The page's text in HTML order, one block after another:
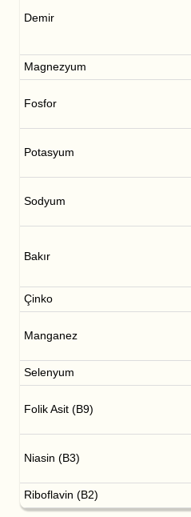
Demir
Magnezyum
Fosfor
Potasyum
Sodyum
Bakır
Çinko
Manganez
Selenyum
Folik Asit (B9)
Niasin (B3)
Riboflavin (B2)